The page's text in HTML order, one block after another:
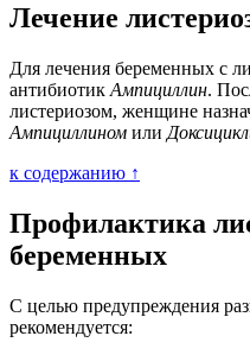
Лечение
Для лечения беременных с
антибиотик Ампициллин.
листериозом, женщине
Ампициллином или
к содержанию ↑
Профилактика
беременных
С целью предупреждения
рекомендуется: